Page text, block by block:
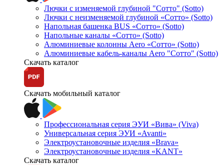
Лючки с изменяемой глубиной "Сотто" (Sotto)
Лючки с неизменяемой глубиной «Сотто» (Sotto)
Напольная башенка BUS «Сотто» (Sotto)
Напольные каналы «Сотто» (Sotto)
Алюминиевые колонны Aero «Сотто» (Sotto)
Алюминиевые кабель-каналы Aero "Сотто" (Sotto)
Скачать каталог
Скачать мобильный каталог
Профессиональная серия ЭУИ «Вива» (Viva)
Универсальная серия ЭУИ «Avanti»
Электроустановочные изделия «Brava»
Электроустановочные изделия «KANT»
Скачать каталог